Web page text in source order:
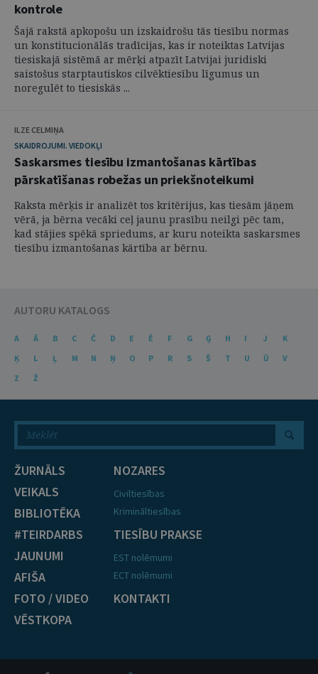
kontrole
Šajā rakstā apkopošu un izskaidrošu tās tiesību normas
un konstitucionālās tradīcijas, kas ir noteiktas Latvijas
tiesiskajā sistēmā ar mērķi atpazīt Latvijai juridiski
saistošus starptautiskos cilvēktiesību līgumus un
noregulēt to tiesiskās ...
ILZE CELMIŅA
SKAIDROJUMI. VIEDOKĻI
Saskarsmes tiesību izmantošanas kārtības
pārskatīšanas robežas un priekšnoteikumi
Raksta mērķis ir analizēt tos kritērijus, kas tiesām jāņem
vērā, ja bērna vecāki ceļ jaunu prasību neilgi pēc tam,
kad stājies spēkā spriedums, ar kuru noteikta saskarsmes
tiesību izmantošanas kārtība ar bērnu.
AUTORU KATALOGS
A Ā B C Č D E Ē F G Ģ H I J
K
Ķ
L Ļ M N Ņ O P R S Š T U Ū
V
Z
Ž
ŽURNĀLS
VEIKALS
BIBLIOTĒKA
#TEIRDARBS
JAUNUMI
AFIŠA
FOTO / VIDEO
VĒSTKOPA
NOZARES
Civiltiesības
Krimināltiesības
TIESĪBU PRAKSE
EST nolēmumi
ECT nolēmumi
KONTAKTI